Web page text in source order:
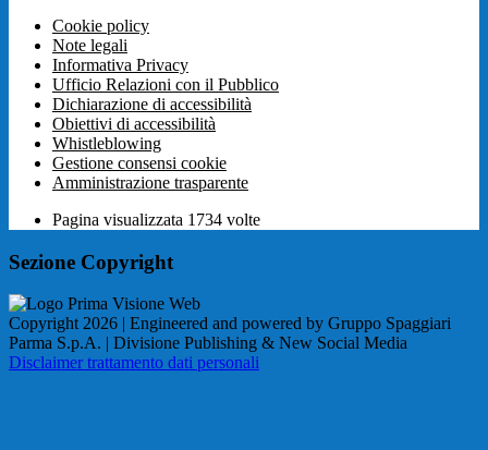
Cookie policy
Note legali
Informativa Privacy
Ufficio Relazioni con il Pubblico
Dichiarazione di accessibilità
Obiettivi di accessibilità
Whistleblowing
Gestione consensi cookie
Amministrazione trasparente
Pagina visualizzata 1734 volte
Sezione Copyright
Copyright 2026 | Engineered and powered by Gruppo Spaggiari
Parma S.p.A. | Divisione Publishing & New Social Media
Disclaimer trattamento dati personali